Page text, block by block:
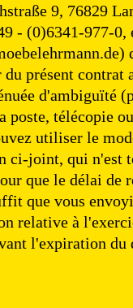
9, 76829
- (0)6341-977-0,
présent contrat
d'ambiguïté
poste, télécopie
utiliser le
ci-joint, qui n'est
que le délai de
que vous
relative à
l'expiration du